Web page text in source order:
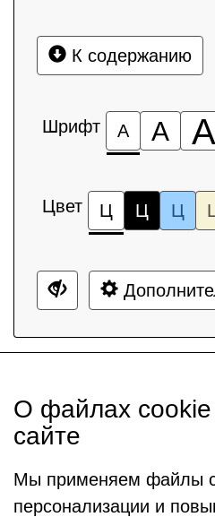
К содержанию
Шрифт А А А
Цвет Ц Ц Ц
О файлах cookie
сайте
Мы применяем файлы
персонализации и